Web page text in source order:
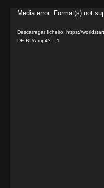
Reprodutor
vídeo
Media error: Format(s) not
Descarregar ficheiro: https://
DE-RUA.mp4?_=1